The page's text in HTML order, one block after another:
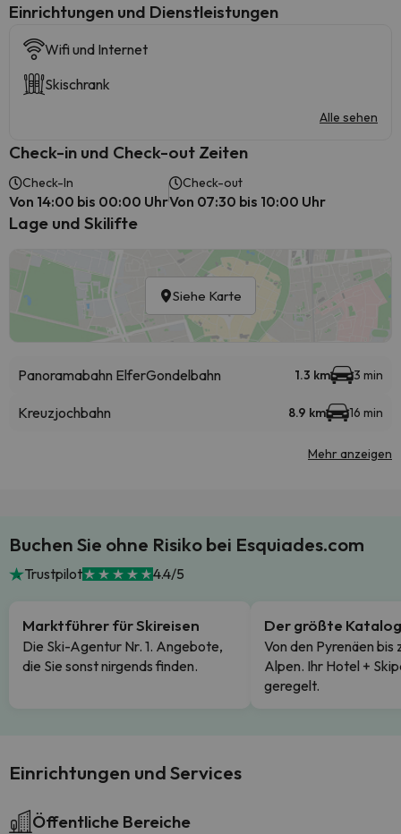
​Einrichtungen und Dienstleistungen
Wifi und Internet
Skischrank
Alle sehen
Check-in und Check-out Zeiten
Check-In
Von 14:00 bis 00:00 Uhr
Check-out
Von 07:30 bis 10:00 Uhr
Lage und Skilifte
Siehe Karte
Panoramabahn ElferGondelbahn 1.3 km 3 min
Kreuzjochbahn 8.9 km 16 min
Mehr anzeigen
Buchen Sie ohne Risiko bei Esquiades.com
Trustpilot 4.4/5
Marktführer für Skireisen
Die Ski-Agentur Nr. 1. Angebote,
die Sie sonst nirgends finden.
Der größte Katalog
Von den Pyrenäen bis
Alpen. Ihr Hotel +
geregelt.
Einrichtungen und Services
Öffentliche Bereiche